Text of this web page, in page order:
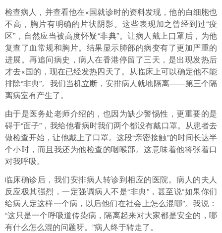
检查病人，并查看他在×国就诊时的资料发现，他的白细胞也
不高，胸片有明确的片状阴影。这些表现加之曾经到过“疫
区”，自然应当被高度怀疑“非典”。让病人戴上口罩后，为他
复查了血常规和胸片。结果显示肺部的病变有了更加严重的
进展。再追问病史，病人在香港停留了三天，是出现发热后
才去×国的，现在已经发热四天了。从临床上可以确定他不能
排除“非典”。我们当机立断，安排病人就地隔离——第三个隔
离病室有产生了。
由于是医务处老师介绍的，也因为缺少警惕性，更重要的是
碍于“面子”，我给他看病时我们两个都没有戴口罩。从患者去
做检查开始，让他戴上了口罩。这段“亲密接触”的时间长达半
个小时，而且我还为他检查的咽喉部。这意味着他将张着口
对我呼吸。
临床确诊后，我们安排病人转诊到相应的医院。病人的夫人
反应极其强烈，一定强调病人不是“非典”，甚至说“如果你们
给病人定这样一个病，以后他们在社会上怎么混哪”。我说：
“这只是一个呼吸道传染病，隔离起来对大家都是安全的，哪
有什么怎么混的问题呀。”病人终于转走了。